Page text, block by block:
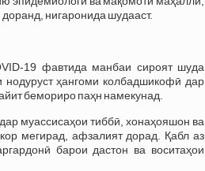
нигаронида шудааст.
19 фавтида манбаи сироят шуда
ҳангоми колбадшикофӣ дар
бемориро паҳн намекунад.
муассисаҳои тиббӣ, хонаҳояшон ва
мегирад, афзалият дорад. Қабл аз
барои дастон ва воситаҳои